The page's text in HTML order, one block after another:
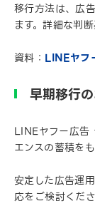
移行方法は、広
ます。詳細な判
資料： LINEヤフ
早期移行
LINEヤフー広告
エンスの蓄積を
安定した広告運
応をご検討くださ